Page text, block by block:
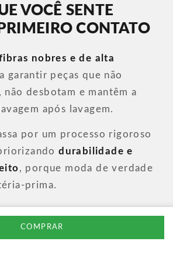
COMPRAR
VOCÊ SENTE
CONTATO
nobres e de alta
garantir peças que não
desbotam e mantêm a
após lavagem.
por um processo rigoroso
durabilidade e
, porque moda de verdade
prima.